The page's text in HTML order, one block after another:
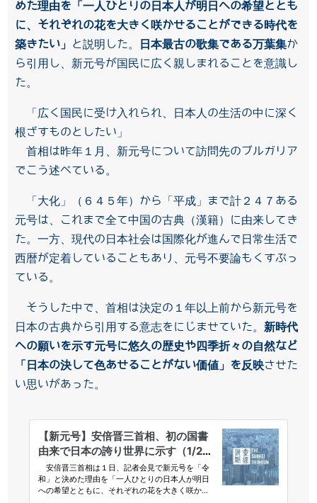
めた理由を「一人ひとりの日本人が明日への希望ととも
に、それぞれの花を大きく咲かせることができる時代を
築きたい」 と説明した。 日本最古の歌集である万葉集か
ら引用し、新元号が国民に広く親しまれることを意識し
た。
「広く国民に受け入れられ、日本人の生活の中に深く
根ざすものとしたい」
首相は昨年１月、新元号について訪問先のブルガリア
でこう述べている。
「大化」（６４５年）から「平成」まで計２４７ある
元号は、これまで全て中国の古典（漢籍）に由来してき
た。一方、現代の日本社会は国際化が進んで日常生活で
西暦が定着していることもあり、元号不要論もくすぶっ
ている。
そうした中で、首相は決定の１年以上前から新元号を
日本の古典から引用する意志をにじませていた。 新時代
への願いを示す元号に悠久の歴史や四季折々の自然など
「日本の決して色あせることがない価値」を反映させた
い思いがあった。